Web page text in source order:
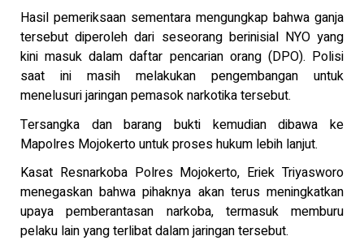
Hasil pemeriksaan sementara mengungkap bahwa ganja
tersebut diperoleh dari seseorang berinisial NYO yang
kini masuk dalam daftar pencarian orang (DPO). Polisi
saat ini masih melakukan pengembangan untuk
menelusuri jaringan pemasok narkotika tersebut.
Tersangka dan barang bukti kemudian dibawa ke
Mapolres Mojokerto untuk proses hukum lebih lanjut.
Kasat Resnarkoba Polres Mojokerto, Eriek Triyasworo
menegaskan bahwa pihaknya akan terus meningkatkan
upaya pemberantasan narkoba, termasuk memburu
pelaku lain yang terlibat dalam jaringan tersebut.